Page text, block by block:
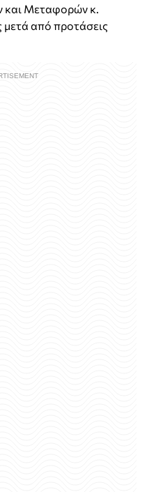
Μεταφορών κ.
μετά από προτάσεις